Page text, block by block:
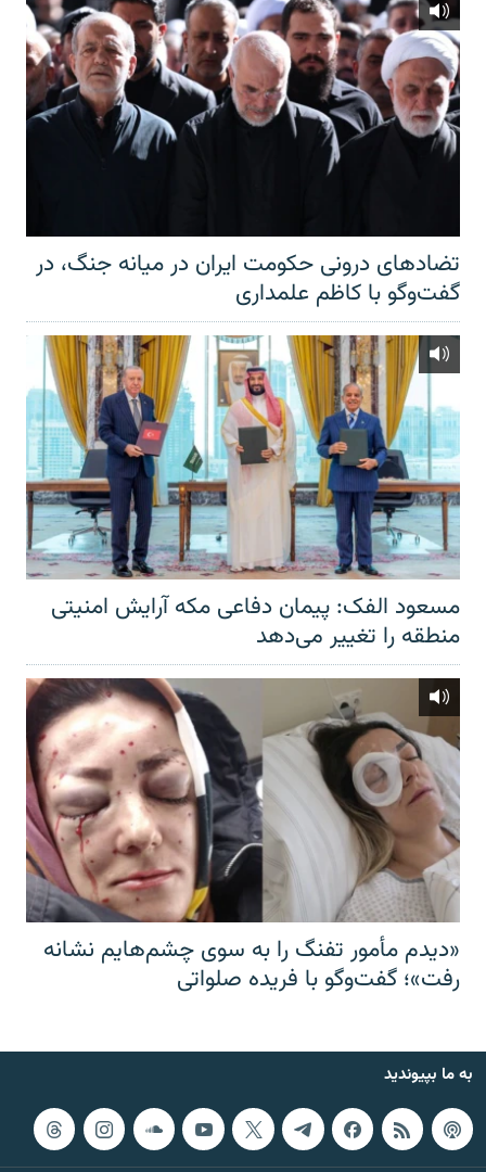
تضادهای درونی حکومت ایران در میانه جنگ، در
گفت‌‌وگو با کاظم علمداری
مسعود الفک: پیمان دفاعی مکه آرایش امنیتی
منطقه را تغییر می‌دهد
«دیدم مأمور تفنگ را به سوی چشم‌هایم نشانه
رفت»؛ گفت‌و‌گو با فریده صلواتی
به ما بپیوندید